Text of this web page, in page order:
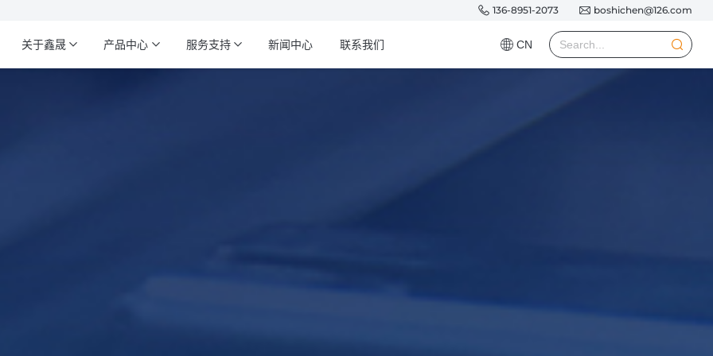
136-8951-2073 boshichen@126.com
CN
关于鑫晟 产品中心 服务支持 新闻中心 联系我们